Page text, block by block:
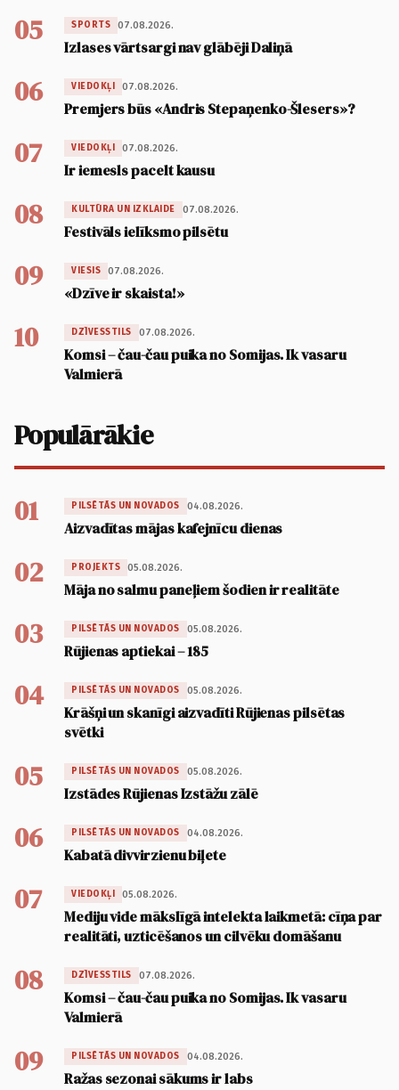
05 SPORTS 07.08.2026.
Izlases vārtsargi nav glābēji Daliņā
06 VIEDOKĻI 07.08.2026.
Premjers būs «Andris Stepaņenko-Šlesers»?
07 VIEDOKĻI 07.08.2026.
Ir iemesls pacelt kausu
08 KULTŪRA UN IZKLAIDE 07.08.2026.
Festivāls ielīksmo pilsētu
09 VIESIS 07.08.2026.
«Dzīve ir skaista!»
10 DZĪVESSTILS 07.08.2026.
Komsi – čau-čau puika no Somijas. Ik vasaru
Valmierā
Populārākie
01 PILSĒTĀS UN NOVADOS 04.08.2026.
Aizvadītas mājas kafejnīcu dienas
02 PROJEKTS 05.08.2026.
Māja no salmu paneļiem šodien ir realitāte
03 PILSĒTĀS UN NOVADOS 05.08.2026.
Rūjienas aptiekai – 185
04 PILSĒTĀS UN NOVADOS 05.08.2026.
Krāšņi un skanīgi aizvadīti Rūjienas pilsētas
svētki
05 PILSĒTĀS UN NOVADOS 05.08.2026.
Izstādes Rūjienas Izstāžu zālē
06 PILSĒTĀS UN NOVADOS 04.08.2026.
Kabatā divvirzienu biļete
07 VIEDOKĻI 05.08.2026.
Mediju vide mākslīgā intelekta laikmetā: cīņa par
realitāti, uzticēšanos un cilvēku domāšanu
08 DZĪVESSTILS 07.08.2026.
Komsi – čau-čau puika no Somijas. Ik vasaru
Valmierā
09 PILSĒTĀS UN NOVADOS 04.08.2026.
Ražas sezonai sākums ir labs